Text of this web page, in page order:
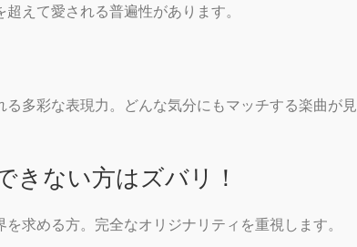
えて愛される普遍性があります。
多彩な表現力。どんな気分にもマッチする楽曲が見
きない方はズバリ！
求める方。完全なオリジナリティを重視します。